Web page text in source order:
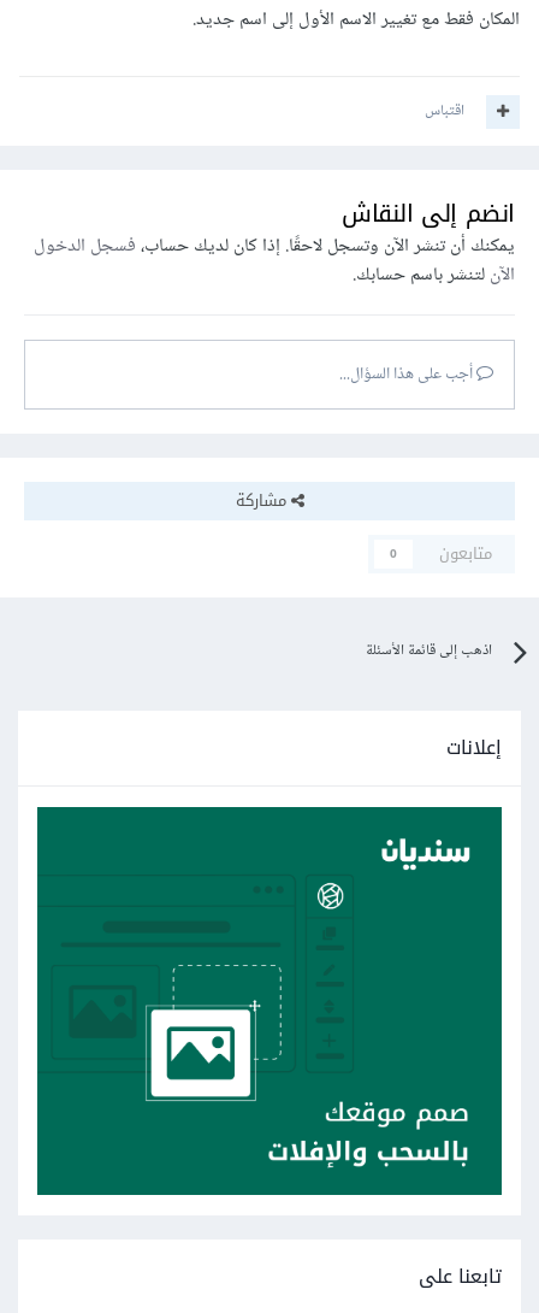
المكان فقط مع تغيير الاسم الأول إلى اسم جديد.
اقتباس
انضم إلى النقاش
يمكنك أن تنشر الآن وتسجل لاحقًا. إذا كان لديك حساب،فسجل الدخول
الآنلتنشر باسم حسابك.
أجب على هذا السؤال...
مشاركة
متابعون
0
اذهب إلى قائمة الأسئلة
إعلانات
تابعنا على